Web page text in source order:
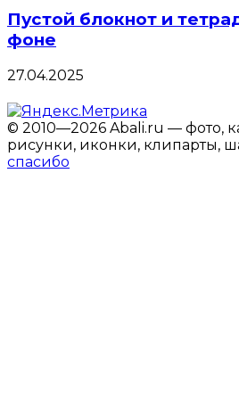
Пустой блокнот и
фоне
27.04.2025
© 2010—2026 Abali.ru — фото,
рисунки, иконки, клипарты,
спасибо